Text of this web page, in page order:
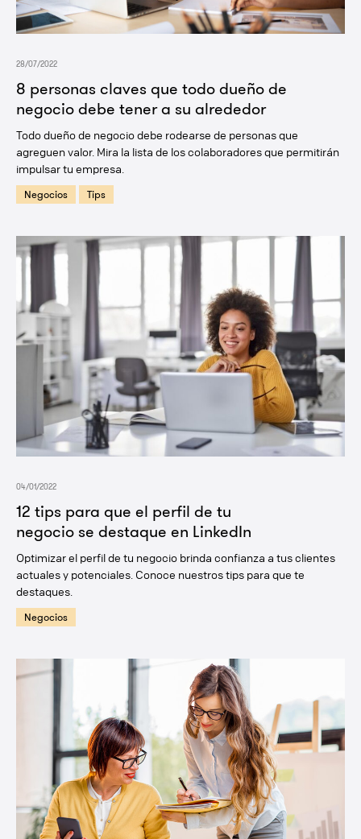
8 personas claves que todo dueño de
negocio debe tener a su alrededor
28/07/2022
Todo dueño de negocio debe rodearse de personas que
agreguen valor. Mira la lista de los colaboradores que permitirán
impulsar tu empresa.
Negocios Tips
12 tips para que el perfil de tu
negocio se destaque en LinkedIn
04/01/2022
Optimizar el perfil de tu negocio brinda confianza a tus clientes
actuales y potenciales. Conoce nuestros tips para que te
destaques.
Negocios